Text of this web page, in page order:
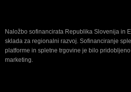
Naložbo sofinancirata Republika Slovenija in
sklada za regionalni razvoj. Sofinanciranje
platforme in spletne trgovine je bilo
marketing.